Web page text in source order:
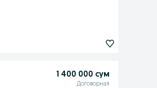
1 400 000 сум
Договорная